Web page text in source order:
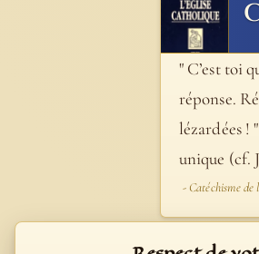
" C’est toi
réponse.
lézardées !
unique (cf.
- Catéchisme de